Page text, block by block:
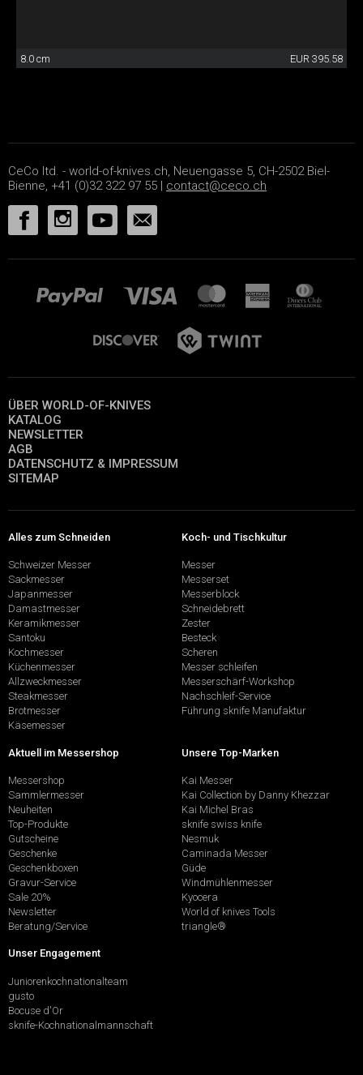
8.0 cm EUR 395.58
CeCo ltd. - world-of-knives.ch, Neuengasse 5, CH-2502 Biel-
Bienne, +41 (0)32 322 97 55 | contact@ceco.ch
ÜBER WORLD-OF-KNIVES
KATALOG
NEWSLETTER
AGB
DATENSCHUTZ & IMPRESSUM
SITEMAP
Alles zum Schneiden
Schweizer Messer
Sackmesser
Japanmesser
Damastmesser
Keramikmesser
Santoku
Kochmesser
Küchenmesser
Allzweckmesser
Steakmesser
Brotmesser
Käsemesser
Koch- und Tischkultur
Messer
Messerset
Messerblock
Schneidebrett
Zester
Besteck
Scheren
Messer schleifen
Messerschärf-Workshop
Nachschleif-Service
Führung sknife Manufaktur
Aktuell im Messershop
Messershop
Sammlermesser
Neuheiten
Top-Produkte
Gutscheine
Geschenke
Geschenkboxen
Gravur-Service
Sale 20%
Newsletter
Beratung/Service
Unsere Top-Marken
Kai Messer
Kai Collection by Danny Khezzar
Kai Michel Bras
sknife swiss knife
Nesmuk
Caminada Messer
Güde
Windmühlenmesser
Kyocera
World of knives Tools
triangle®
Unser Engagement
Juniorenkochnationalteam
gusto
Bocuse d'Or
sknife-Kochnationalmannschaft